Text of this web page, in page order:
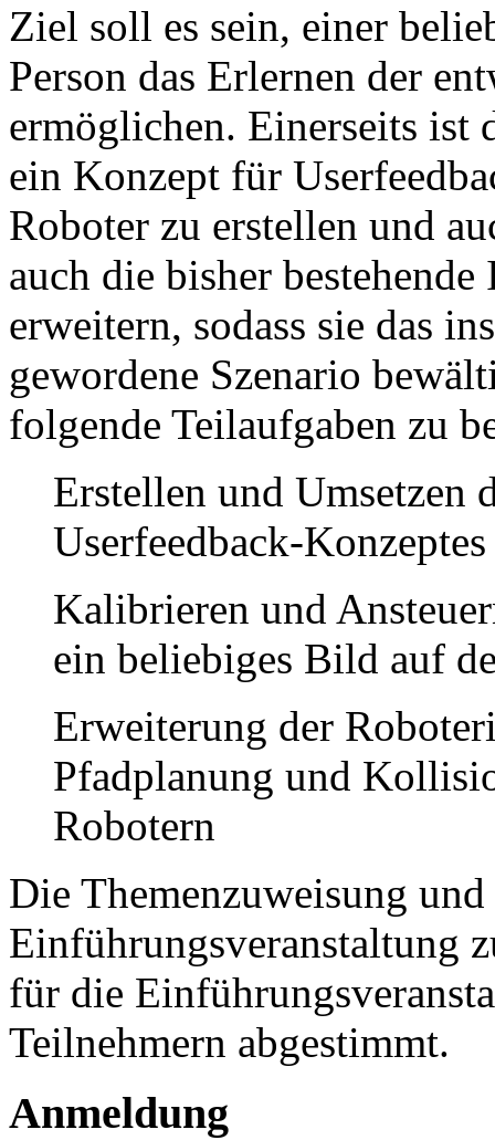
Ziel soll es sein, einer
Person das Erlernen der
ermöglichen. Einerseits ist
ein Konzept für
Roboter zu erstellen und
auch die bisher
erweitern, sodass sie das
gewordene Szenario
folgende Teilaufgaben zu
Erstellen und Umsetzen
Userfeedback-Konzeptes
Kalibrieren und
ein beliebiges Bild auf
Erweiterung der
Pfadplanung und
Robotern
Die Themenzuweisung
Einführungsveranstaltung
für die
Teilnehmern abgestimmt.
Anmeldung